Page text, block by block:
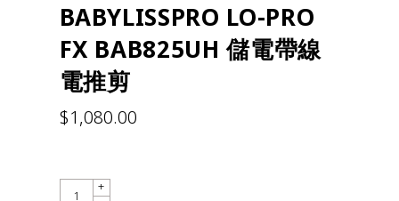
BABYLISSPRO LO-PRO
FX BAB825UH 儲電帶線
電推剪
$1,080.00
QUANTITY
+